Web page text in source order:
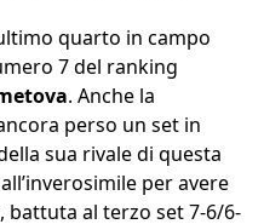
quarto in campo
7 del ranking
. Anche la
perso un set in
sua rivale di questa
per avere
battuta al terzo set 7-6/6-